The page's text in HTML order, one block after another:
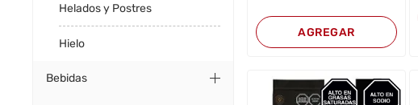
Helados y Postres
Hielo
Bebidas
AGREGAR